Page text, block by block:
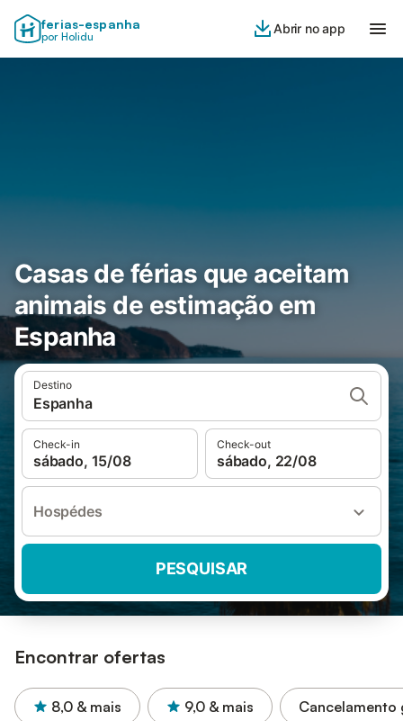
ferias-espanha
por Holidu
Abrir no app
Casas de férias que aceitam
animais de estimação em
Espanha
Destino
Espanha
Check-in
sábado, 15/08
Check-out
sábado, 22/08
Hospédes
PESQUISAR
Encontrar ofertas
8,0 & mais 9,0 & mais Cancelamento